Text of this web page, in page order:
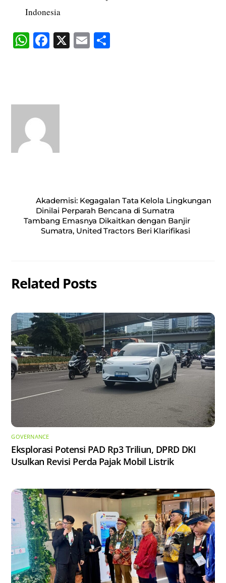
Indonesia
W
pp
Fa X E
Akademisi: Kegagalan Tata Kelola Lingkungan
Dinilai Perparah Bencana di Sumatra
Tambang Emasnya Dikaitkan dengan Banjir
Sumatra, United Tractors Beri Klarifikasi
Related Posts
GOVERNANCE
Eksplorasi Potensi PAD Rp3 Triliun, DPRD DKI
Usulkan Revisi Perda Pajak Mobil Listrik